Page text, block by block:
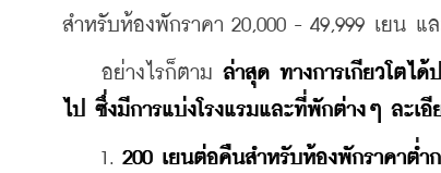
สำหรับห้องพักราคา 20,000 - 49,999 เยน แ
อย่างไรก็ตาม ล่าสุด ทางการเกียวโตไ
ไป ซึ่งมีการแบ่งโรงแรมและที่พักต่างๆ ละ
1. 200 เยนต่อคืนสำหรับห้องพักราคาต่ำ